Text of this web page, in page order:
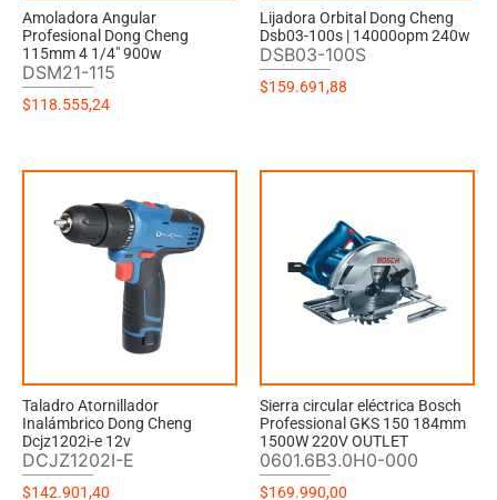
Amoladora Angular
Profesional Dong Cheng
115mm 4 1/4″ 900w
DSM21-115
$118.555,24
Lijadora Orbital Dong Cheng
Dsb03-100s | 14000opm 240w
DSB03-100S
$159.691,88
Taladro Atornillador
Inalámbrico Dong Cheng
Dcjz1202i-e 12v
DCJZ1202I-E
$142.901,40
Sierra circular eléctrica Bosch
Professional GKS 150 184mm
1500W 220V OUTLET
0601.6B3.0H0-000
$169.990,00